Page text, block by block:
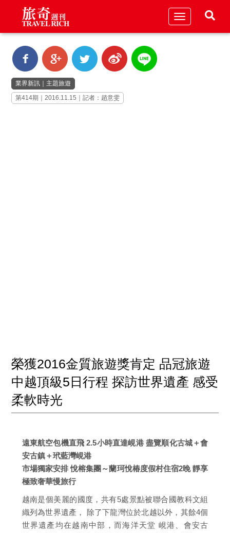
Toggle
業界新訊
主題旅遊
第414期｜2016.11.15｜記者：趙意雯
榮獲2016金質旅遊獎肯定 品冠旅遊
中越頂級5日行程 探訪世界遺產 感受
柔軟時光
遠東航空包機直飛 2.5小時直達峴港 盡覽順化古城＋會
安古鎮＋玳藍灣峴港
市場獨家安排 悅榕集團～蘭珂悅椿度假村住宿2晚 靜享
極致奢華慢旅行
越南是個美麗的國度，共有5處景點被聯合國教科文組
織列為世界遺產， 除了下龍灣位於北越以外，其餘4個
世界遺產均在越南中部，而海洋天堂 峴港、會安古